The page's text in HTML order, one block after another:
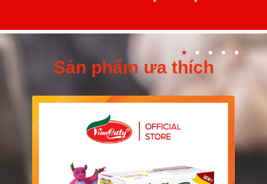
Sản phẩm ưa thích